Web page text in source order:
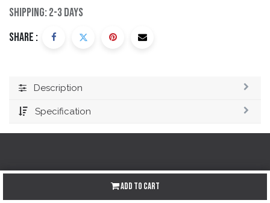
Add to Cart
Shipping: 2-3 Days
Share :
Description
Specification